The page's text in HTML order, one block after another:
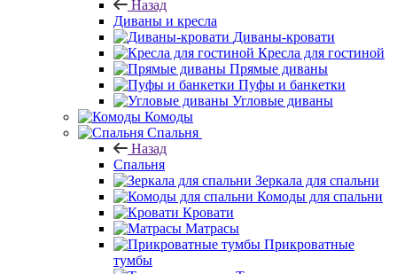
Назад
Диваны и кресла
Диваны-кровати
Кресла для гостиной
Прямые диваны
Пуфы и банкетки
Угловые диваны
Комоды
Спальня
Назад
Спальня
Зеркала для спальни
Комоды для спальни
Кровати
Матрасы
Прикроватные
тумбы